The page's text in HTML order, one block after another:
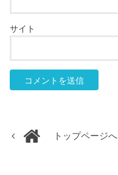
サイト
トップページへ